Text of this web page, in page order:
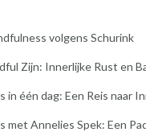
volgens Schurink
Zijn: Innerlijke Rust en
één dag: Een Reis naar
met Annelies Spek: Een